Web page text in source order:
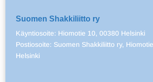
Suomen Shakkiliitto ry
Käyntiosoite: Hiomotie 10, 00380 Helsinki
Postiosoite: Suomen Shakkiliitto ry,
Helsinki